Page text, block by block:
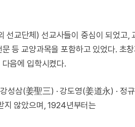
선교단체) 선교사들이 중심이 되었고,
문 등 교양과목을 포함하고 있었다. 초
음에 입학시켰다.
성삼(姜聖三) · 강도영(姜道永) · 정
지 않았으며, 1924년부터는